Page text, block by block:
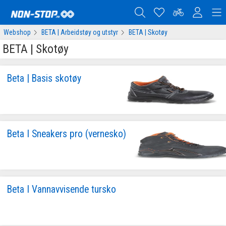
Webshop BETA | Arbeidstøy og utstyr BETA | Skotøy
BETA | Skotøy
Beta | Basis skotøy
Beta I Sneakers pro (vernesko)
Beta I Vannavvisende tursko